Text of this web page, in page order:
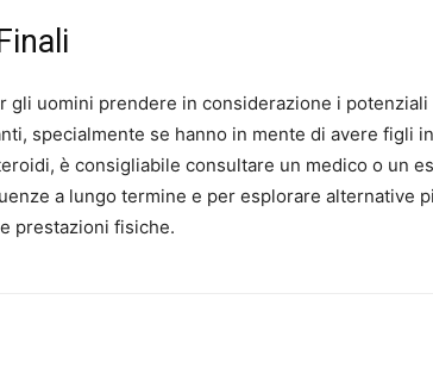
gli uomini prendere in considerazione i potenziali
specialmente se hanno in mente di avere figli
è consigliabile consultare un medico o un
a lungo termine e per esplorare alternative
prestazioni fisiche.